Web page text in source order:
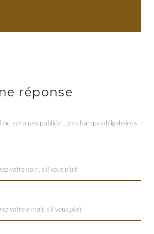
réponse
sera pas publiée. Les champs obligatoires